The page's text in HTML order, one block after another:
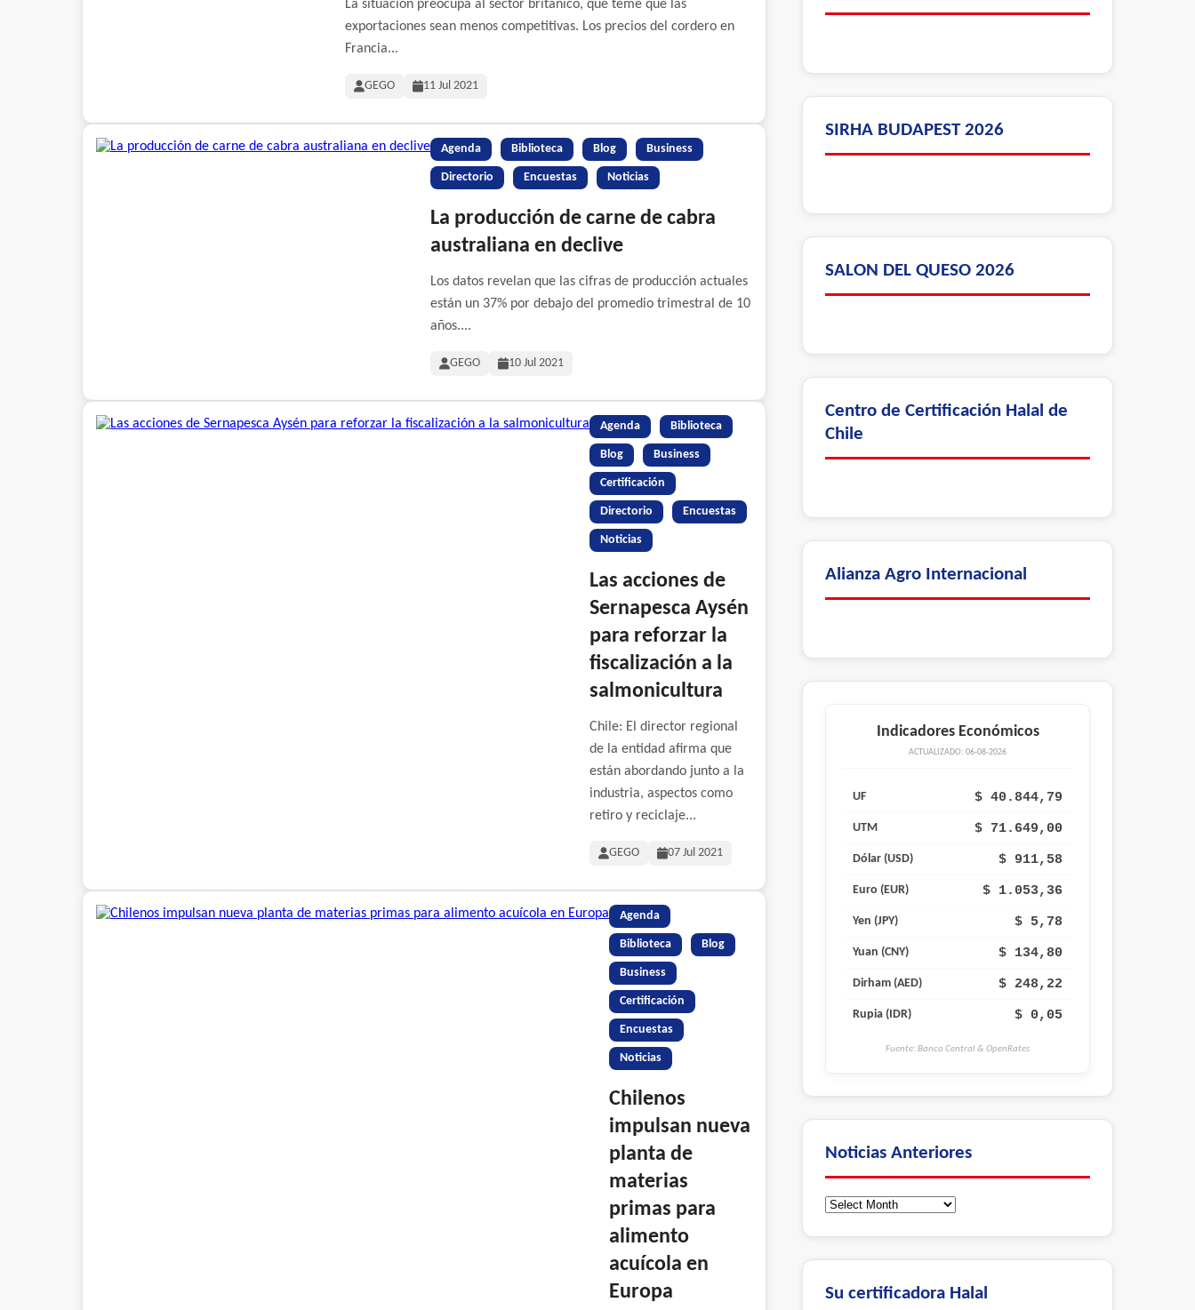
La situación preocupa al sector británico, que teme que las
exportaciones sean menos competitivas. Los precios del cordero en
Francia...
GEGO 11 Jul 2021
Agenda Biblioteca Blog Business
Directorio Encuestas Noticias
La producción de carne de cabra
australiana en declive
Los datos revelan que las cifras de producción actuales
están un 37% por debajo del promedio trimestral de 10
años....
GEGO 10 Jul 2021
Agenda Biblioteca
Blog Business
Certificación
Directorio Encuestas
Noticias
Las acciones de
Sernapesca Aysén
para reforzar la
fiscalización a la
salmonicultura
Chile: El director regional
de la entidad afirma que
están abordando junto a la
industria, aspectos como
retiro y reciclaje...
GEGO 07 Jul 2021
Agenda
Biblioteca Blog
Business
Certificación
Encuestas
Noticias
Chilenos
impulsan nueva
planta de
materias
primas para
alimento
acuícola en
Europa
SIRHA BUDAPEST 2026
SALON DEL QUESO 2026
Centro de Certificación Halal de
Chile
Alianza Agro Internacional
Indicadores Económicos
ACTUALIZADO: 06-08-2026
UF $ 40.844,79
UTM $ 71.649,00
Dólar (USD) $ 911,58
Euro (EUR) $ 1.053,36
Yen (JPY) $ 5,78
Yuan (CNY) $ 134,80
Dirham (AED) $ 248,22
Rupia (IDR) $ 0,05
Fuente: Banco Central & OpenRates
Noticias Anteriores
Noticias
Su certificadora Halal